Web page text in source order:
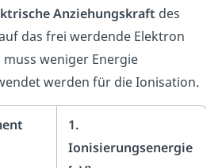
Anziehungskraft des
das frei werdende Elektron
muss weniger Energie
werden für die Ionisation.
1.
Ionisierungsenergie